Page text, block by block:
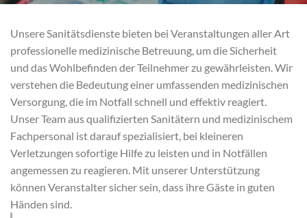
Unsere Sanitätsdienste bieten bei Veranstaltungen aller Art
professionelle medizinische Betreuung, um die Sicherheit
und das Wohlbefinden der Teilnehmer zu gewährleisten. Wir
verstehen die Bedeutung einer umfassenden medizinischen
Versorgung, die im Notfall schnell und effektiv reagiert.
Unser Team aus qualifizierten Sanitätern und medizinischem
Fachpersonal ist darauf spezialisiert, bei kleineren
Verletzungen sofortige Hilfe zu leisten und in Notfällen
angemessen zu reagieren. Mit unserer Unterstützung
können Veranstalter sicher sein, dass ihre Gäste in guten
Händen sind.